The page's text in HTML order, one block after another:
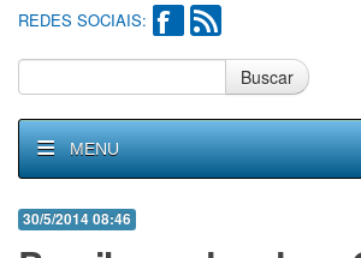
REDES SOCIAIS:
Buscar
MENU
30/5/2014 08:46